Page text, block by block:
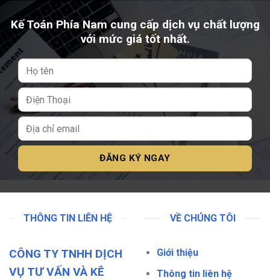
Kế Toán Phía Nam cung cấp dịch vụ chất lượng
với mức giá tốt nhất.
THÔNG TIN LIÊN HỆ
CÔNG TY TNHH DỊCH
VỤ TƯ VẤN VÀ KÊ
VỀ CHÚNG TÔI
Giới thiệu
Thông tin liên hệ